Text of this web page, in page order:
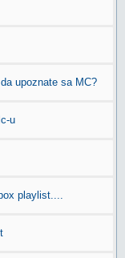
upoznate sa MC?
u
playlist....